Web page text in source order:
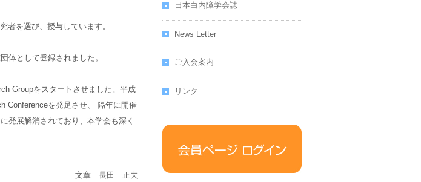
を選び、授与しています。
体として登録されました。
Groupをスタートさせました。平成
Conferenceを発足させ、 隔年に開催
発展解消されており、本学会も深く
文章 長田 正夫
日本白内障学会誌
News Letter
ご入会案内
リンク